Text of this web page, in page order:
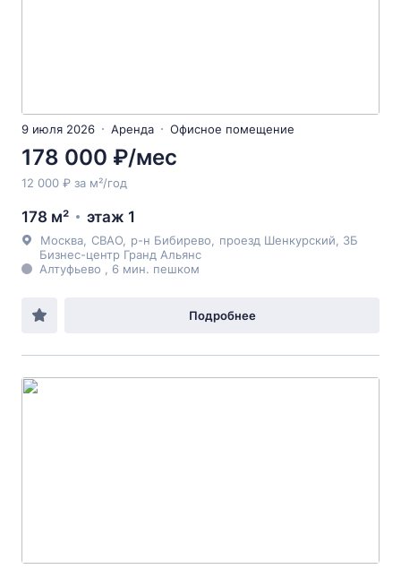
9 июля 2026 Аренда Офисное помещение
178 000 ₽/мес
12 000 ₽ за м²/год
178 м² этаж 1
Москва СВАО р-н Бибирево проезд Шенкурский , 3Б
Бизнес-центр Гранд Альянс
Алтуфьево , 6 мин. пешком
Подробнее